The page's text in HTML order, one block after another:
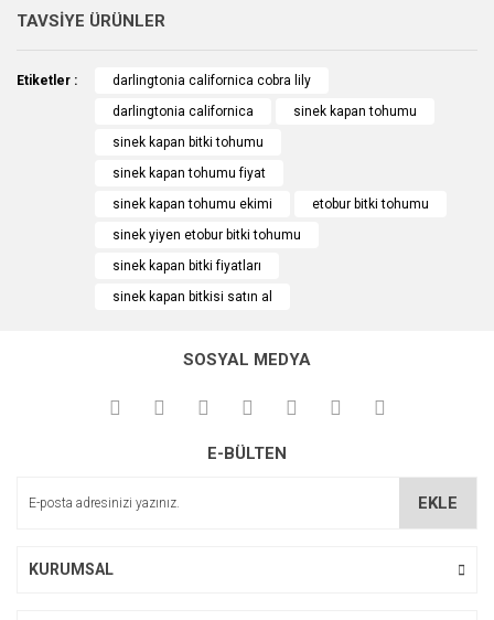
kullanarak tarafımıza iletebilirsiniz.
Görüş ve önerileriniz için teşekkür ederiz.
Ürün resmi kalitesiz, bozuk veya görüntülenemiyor.
Ürün açıklamasında eksik bilgiler bulunuyor.
Ürün bilgilerinde hatalar bulunuyor.
Ürün fiyatı diğer sitelerden daha pahalı.
Bu ürüne benzer farklı alternatifler olmalı.
Gönder
TAVSİYE ÜRÜNLER
Etiketler :
darlingtonia californica cobra lily
darlingtonia californica
sinek kapan tohumu
sinek kapan bitki tohumu
sinek kapan tohumu fiyat
sinek kapan tohumu ekimi
etobur bitki tohumu
sinek yiyen etobur bitki tohumu
sinek kapan bitki fiyatları
sinek kapan bitkisi satın al
SOSYAL MEDYA
E-BÜLTEN
EKLE
KURUMSAL